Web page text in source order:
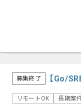
募集終了 【Go/
リモートOK 長期案